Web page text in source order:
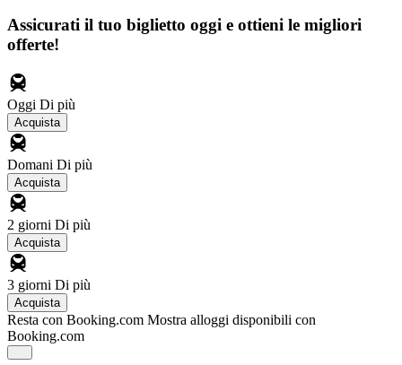
Assicurati il ​​tuo biglietto oggi e ottieni le migliori
offerte!
Oggi Di più
Acquista
Domani Di più
Acquista
2 giorni Di più
Acquista
3 giorni Di più
Acquista
Resta con Booking.com Mostra alloggi disponibili con
Booking.com